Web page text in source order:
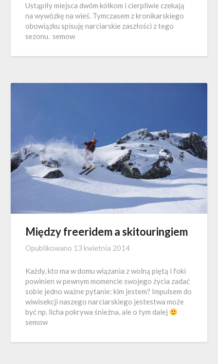
Ustąpiły miejsca dwóm kółkom i cierpliwie czekają
na wywózkę na wieś. Tymczasem z kronikarskiego
obowiązku spisuję narciarskie zaszłości z tego
sezonu. semow
Między freeridem a skitouringiem
Opublikowano 13 kwietnia 2014
Każdy, kto ma w domu wiązania z wolną piętą i foki
powinien w pewnym momencie swojego życia zadać
sobie jedno ważne pytanie: kim jestem? Impulsem do
wiwisekcji naszego narciarskiego jestestwa może
być np. licha pokrywa śnieżna, ale o tym dalej
semow